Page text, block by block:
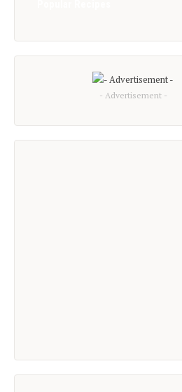
- Advertisement -